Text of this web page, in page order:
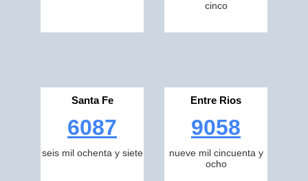
cinco
Santa Fe
6087
seis mil ochenta y siete
Entre Rios
9058
nueve mil cincuenta y
ocho